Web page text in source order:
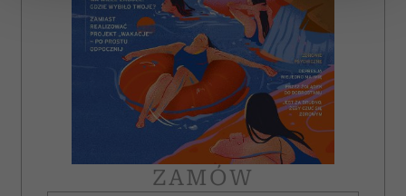
zmienić lub wycofać swoją zgodę w dowolnej chwili.
Wykorzystujemy pliki cookie do spersonalizowania treści
i reklam, aby oferować funkcje społecznościowe i
analizować ruch w naszej witrynie. Informacje o tym, jak
korzystasz z naszej witryny, udostępniamy partnerom
społecznościowym, reklamowym i analitycznym.
Partnerzy mogą połączyć te informacje z innymi danymi
otrzymanymi od Ciebie lub uzyskanymi podczas
ZAMÓW